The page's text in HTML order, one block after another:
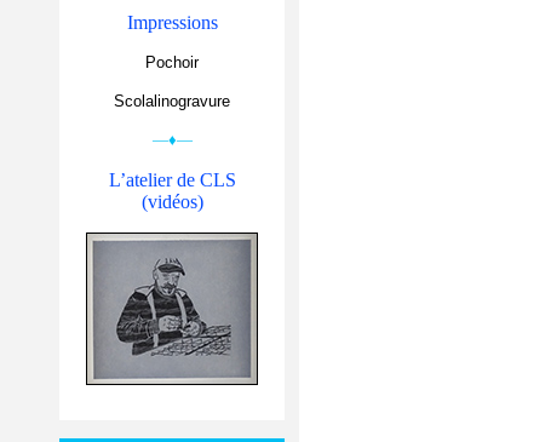
Impressions
Pochoir
Scolalinogravure
—♦—
L’atelier de CLS
(vidéos)